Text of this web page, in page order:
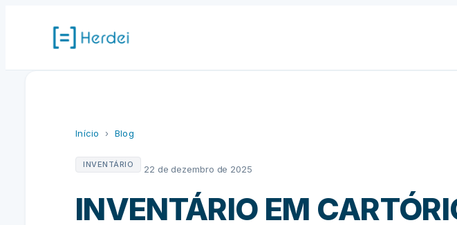
Início › Blog
INVENTÁRIO 22 de dezembro de 2025
INVENTÁRIO EM